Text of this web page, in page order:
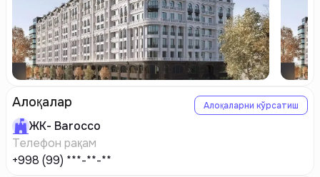
Алоқалар Алоқаларни кўрсатиш
ЖК- Barocco
Телефон рақам
+998 (99) ***-**-**